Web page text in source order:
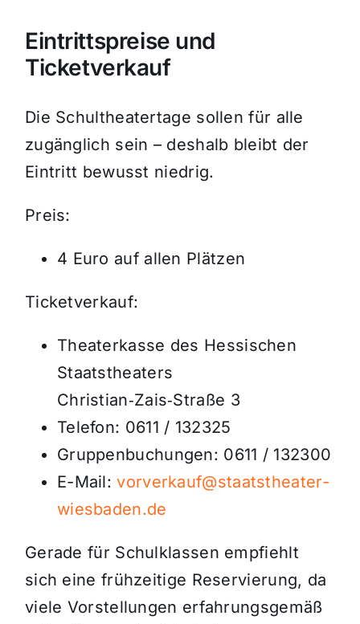
Eintrittspreise und
Ticketverkauf
Die Schultheatertage sollen für alle
zugänglich sein – deshalb bleibt der
Eintritt bewusst niedrig.
Preis:
4 Euro auf allen Plätzen
Ticketverkauf:
Theaterkasse des Hessischen
Staatstheaters
Christian‑Zais‑Straße 3
Telefon: 0611 / 132325
Gruppenbuchungen: 0611 / 132300
E-Mail:vorverkauf@staatstheater-
wiesbaden.de
Gerade für Schulklassen empfiehlt
sich eine frühzeitige Reservierung, da
viele Vorstellungen erfahrungsgemäß